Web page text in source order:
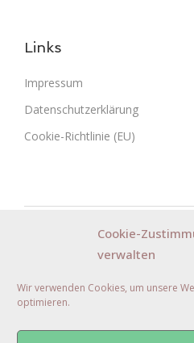
Cookie-
verwalten
Wir verwenden Cookies, um unsere
optimieren.
Links
Impressum
Datenschutzerklärung
Cookie-Richtlinie (EU)